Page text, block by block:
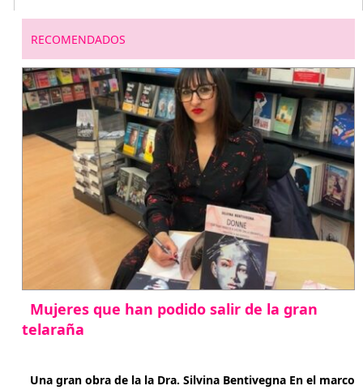
RECOMENDADOS
Mujeres que han podido salir de la gran
telaraña
Una gran obra de la la Dra. Silvina Bentivegna En el marco